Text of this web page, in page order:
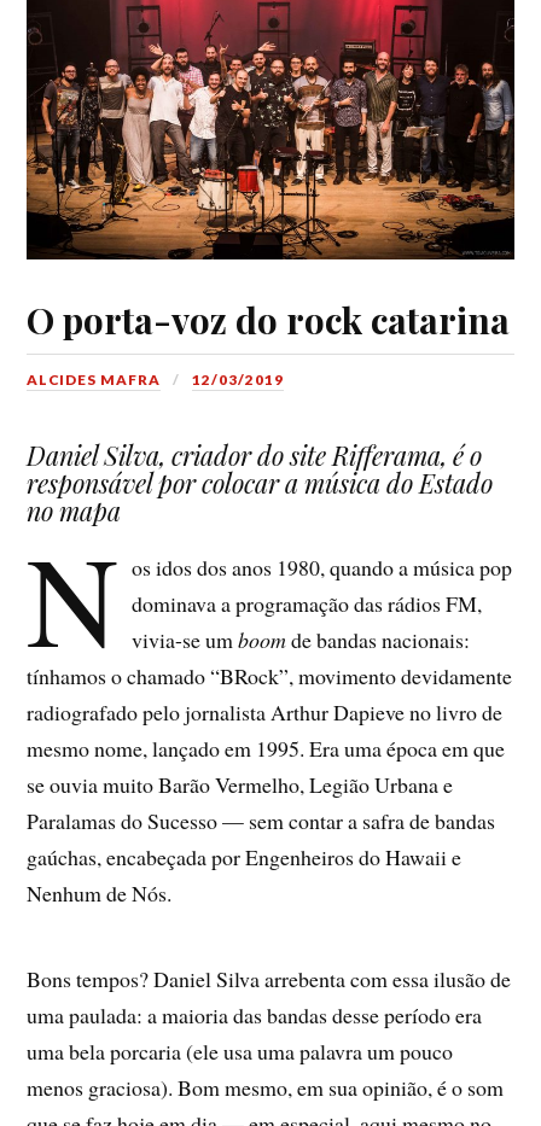
O porta-voz do rock catarina
ALCIDES MAFRA 12/03/2019
Daniel Silva, criador do site Rifferama, é o
responsável por colocar a música do Estado
no mapa
N os idos dos anos 1980, quando a música pop
dominava a programação das rádios FM,
vivia-se umboomde bandas nacionais:
tínhamos o chamado “BRock”, movimento devidamente
radiografado pelo jornalista Arthur Dapieve no livro de
mesmo nome, lançado em 1995. Era uma época em que
se ouvia muito Barão Vermelho, Legião Urbana e
Paralamas do Sucesso — sem contar a safra de bandas
gaúchas, encabeçada por Engenheiros do Hawaii e
Nenhum de Nós.
Bons tempos? Daniel Silva arrebenta com essa ilusão de
uma paulada: a maioria das bandas desse período era
uma bela porcaria (ele usa uma palavra um pouco
menos graciosa). Bom mesmo, em sua opinião, é o som